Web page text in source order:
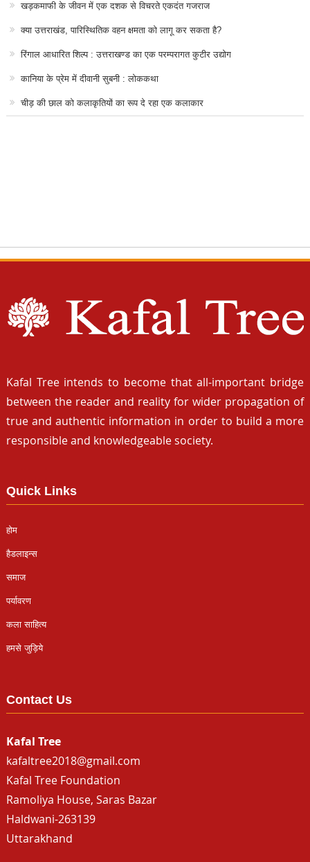
खड़कमाफी के जीवन में एक दशक से विचरते एकदंत गजराज
क्या उत्तराखंड, पारिस्थितिक वहन क्षमता को लागू कर सकता है?
रिंगाल आधारित शिल्प : उत्तराखण्ड का एक परम्परागत कुटीर उद्योग
कानिया के प्रेम में दीवानी सुबनी : लोककथा
चीड़ की छाल को कलाकृतियों का रूप दे रहा एक कलाकार
Kafal Tree intends to become that all-important bridge
between the reader and reality for wider propagation of
true and authentic information in order to build a more
responsible and knowledgeable society.
Quick Links
होम
हैडलाइन्स
समाज
पर्यावरण
कला साहित्य
हमसे जुड़िये
Contact Us
Kafal Tree
kafaltree2018@gmail.com
Kafal Tree Foundation
Ramoliya House, Saras Bazar
Haldwani-263139
Uttarakhand